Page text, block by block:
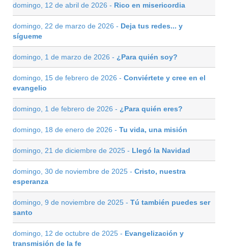
domingo, 12 de abril de 2026 - Rico en misericordia
domingo, 22 de marzo de 2026 - Deja tus redes... y
sígueme
domingo, 1 de marzo de 2026 - ¿Para quién soy?
domingo, 15 de febrero de 2026 - Conviértete y cree en el
evangelio
domingo, 1 de febrero de 2026 - ¿Para quién eres?
domingo, 18 de enero de 2026 - Tu vida, una misión
domingo, 21 de diciembre de 2025 - Llegó la Navidad
domingo, 30 de noviembre de 2025 - Cristo, nuestra
esperanza
domingo, 9 de noviembre de 2025 - Tú también puedes ser
santo
domingo, 12 de octubre de 2025 - Evangelización y
transmisión de la fe